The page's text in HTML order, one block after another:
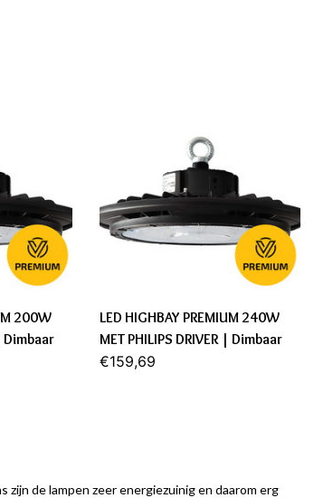
200W
Dimbaar
LED HIGHBAY PREMIUM 240W
MET PHILIPS DRIVER | Dimbaar
€159,69
de lampen zeer energiezuinig en daarom erg